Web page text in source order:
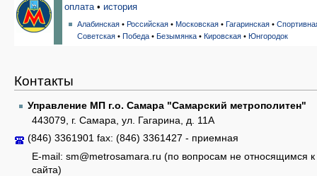
оплата• история
Алабинская •Российская •Московская •Гагаринская •
Советская •Победа •Безымянка •Кировская •Юнгородок
Контакты
Управление МП г.о. Самара "Самарский метрополитен"
443079, г. Самара, ул. Гагарина, д. 11А
(846) 3361901 fax: (846) 3361427 - приемная
E-mail: sm@metrosamara.ru (по вопросам не относящимся к
сайта)